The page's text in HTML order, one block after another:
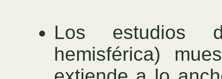
Los estudios
hemisférica)